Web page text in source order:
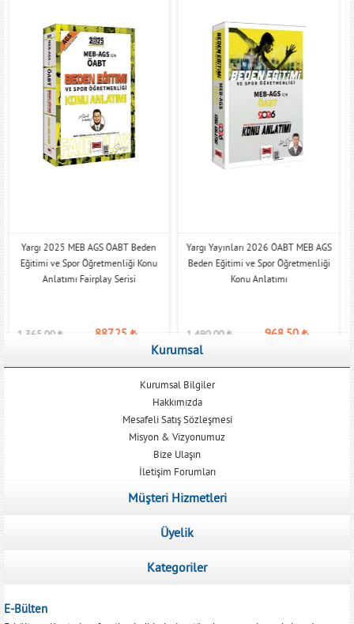
Yargı 2025 MEB AGS ÖABT Beden
Eğitimi ve Spor Öğretmenliği Konu
Anlatımı Fairplay Serisi
1.365,00₺ 887,25₺
Yargı Yayınları 2026 ÖABT MEB AGS
Beden Eğitimi ve Spor Öğretmenliği
Konu Anlatımı
1.490,00₺ 968,50₺
Kurumsal
Kurumsal Bilgiler
Hakkımızda
Mesafeli Satış Sözleşmesi
Misyon & Vizyonumuz
Bize Ulaşın
İletişim Forumları
Müşteri Hizmetleri
Üyelik
Kategoriler
E-Bülten